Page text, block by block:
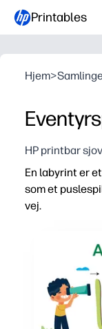
Printables
Hjem>
HP printbar sjov
En labyrint er
som et
vej.